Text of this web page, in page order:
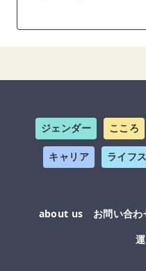
ジェンダー こころ
キャリア ライフ
about us お問い合わ